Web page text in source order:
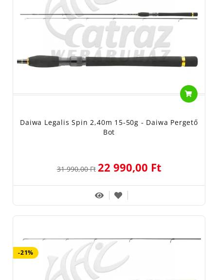
Daiwa Legalis Spin 2,40m 15-50g - Daiwa Pergető
Bot
31 990,00 Ft 22 990,00 Ft
-21%